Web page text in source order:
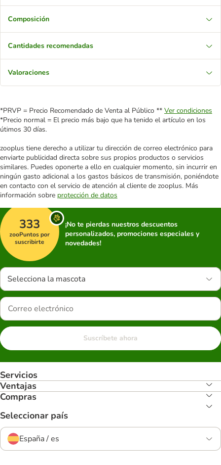
Composición
Cantidades recomendadas
Valoraciones
*PRVP = Precio Recomendado de Venta al Público ** Ver condiciones
*Precio normal = El precio más bajo que ha tenido el artículo en los
útimos 30 días.
zooplus tiene derecho a utilizar tu dirección de correo electrónico para
enviarte publicidad directa sobre sus propios productos o servicios
similares. Puedes oponerte a ello en cualquier momento, sin incurrir en
ningún gasto adicional a los gastos básicos de transmisión, poniéndote
en contacto con el servicio de atención al cliente de zooplus. Más
información sobre protección de datos
333
zooPuntos por
suscribirte
¡No te pierdas nuestros descuentos
personalizados, promociones especiales y
novedades!
Selecciona la mascota
Suscríbete ahora
Servicios
Ventajas
Compras
Seleccionar país
España / es